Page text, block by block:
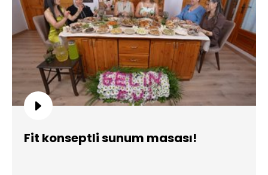
Fit konseptli sunum masası!